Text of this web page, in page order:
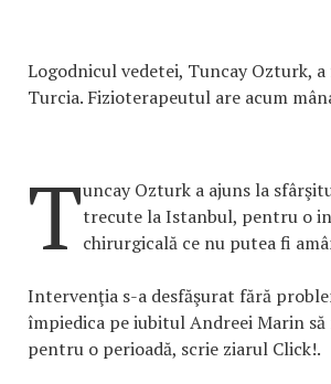
Logodnicul vedetei, Tuncay Ozturk,
Turcia. Fizioterapeutul are acum
Tuncay Ozturk a ajuns la
trecute la Istanbul, pentru o
chirurgicală ce nu putea fi
Intervenţia s-a desfăşurat fără
împiedica pe iubitul Andreei Marin să
pentru o perioadă, scrie ziarul Click!.